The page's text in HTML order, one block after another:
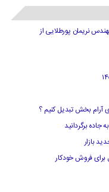
نریمان پورطلایی از
آرام بخش تبدیل کنیم ؟
جاده برگردانید
بازار
برای فروش خودکار